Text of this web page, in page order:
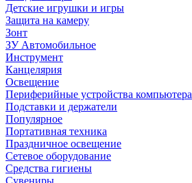
Детские игрушки и игры
Защита на камеру
Зонт
ЗУ Автомобильное
Инструмент
Канцелярия
Освещение
Периферийные устройства компьютера
Подставки и держатели
Популярное
Портативная техника
Праздничное освещение
Сетевое оборудование
Средства гигиены
Сувениры